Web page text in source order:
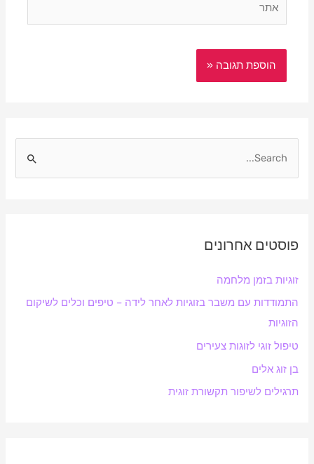
e
c
f
o
r
:
פוסטים אחרונים
זוגיות בזמן מלחמה
התמודדות עם משבר בזוגיות לאחר לידה – טיפים וכלים לשיקום
הזוגיות
טיפול זוגי לזוגות צעירים
בן זוג אלים
תרגילים לשיפור תקשורת זוגית